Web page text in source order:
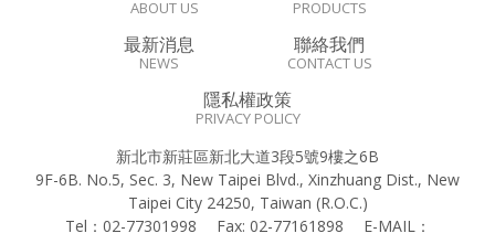
ABOUT US PRODUCTS
最新消息
NEWS
聯絡我們
CONTACT US
隱私權政策
PRIVACY POLICY
新北市新莊區新北大道3段5號9樓之6B
9F-6B. No.5, Sec. 3, New Taipei Blvd., Xinzhuang Dist., New
Taipei City 24250, Taiwan (R.O.C.)
Tel： 02-77301998 Fax: 02-77161898 E-MAIL：